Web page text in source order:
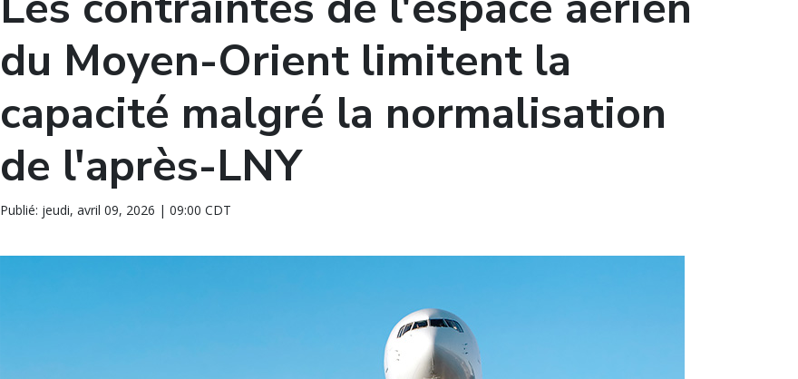
du Moyen-Orient limitent la
capacité malgré la normalisation
de l'après-LNY
Publié: jeudi, avril 09, 2026 | 09:00 CDT